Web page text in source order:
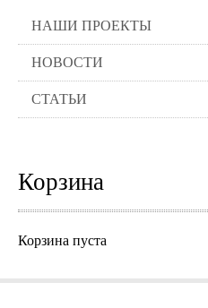
НАШИ ПРОЕКТЫ
НОВОСТИ
СТАТЬИ
Корзина
Корзина пуста